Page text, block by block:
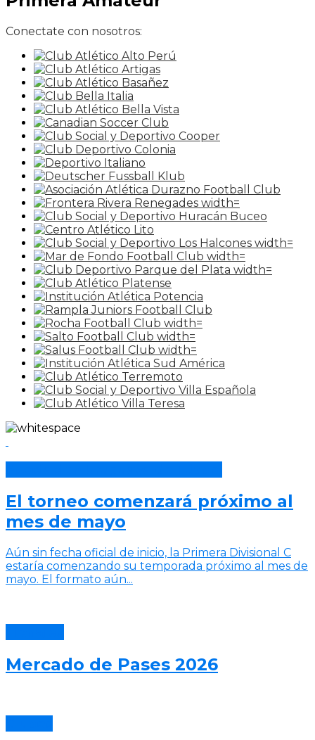
Conectate con nosotros:
El torneo comenzará próximo al
mes de mayo
Aún sin fecha oficial de inicio, la Primera Divisional C
estaría comenzando su temporada próximo al mes de
mayo. El formato aún...
Mercado de Pases 2026